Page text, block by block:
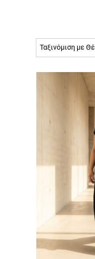
Ταξινόμιση με